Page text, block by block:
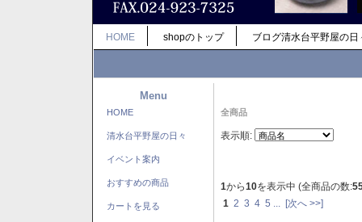
HOME shopのトップ ブログ清水台平野屋の日
Menu
HOME
清水台平野屋の日々
イベント案内
おすすめの商品
カートを見る
全商品
表示順:
1から10を表示中 (全商品の数:
1 2 3 4 5 [次へ >>]